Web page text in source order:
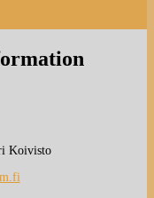
Koivisto